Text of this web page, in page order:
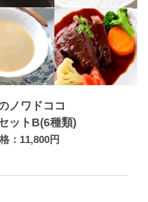
ノワドココ
ットB(6種類)
：11,800円